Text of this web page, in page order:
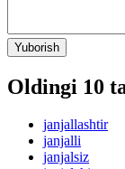
Yuborish
Oldingi 10
janjallashtir
janjalli
janjalsiz